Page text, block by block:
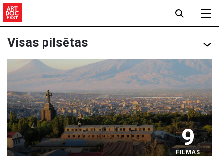
Visas pilsētas
9
FILMAS